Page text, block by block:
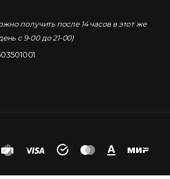
получить после 14 часов в этот же
с 9-00 до 21-00)